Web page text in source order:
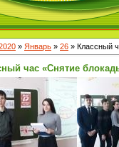
» Январь » 26 » Классный
час «Снятие